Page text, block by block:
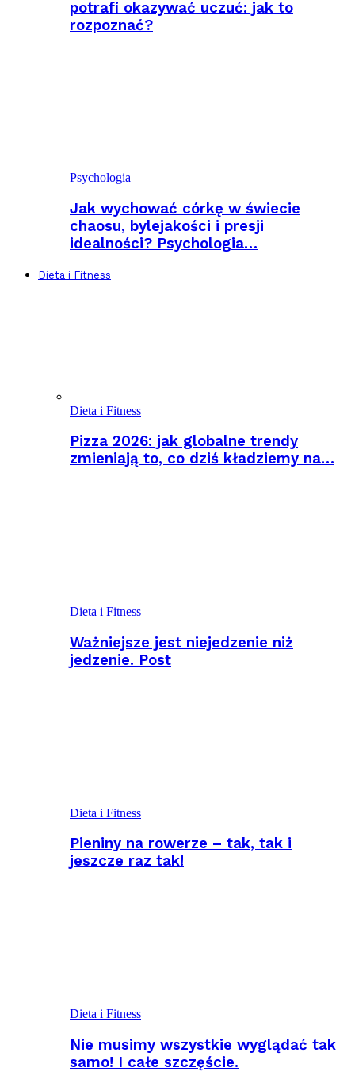
potrafi okazywać uczuć: jak to
rozpoznać?
Psychologia
Jak wychować córkę w świecie
chaosu, bylejakości i presji
idealności? Psychologia…
Dieta i Fitness
Dieta i Fitness
Pizza 2026: jak globalne trendy
zmieniają to, co dziś kładziemy na…
Dieta i Fitness
Ważniejsze jest niejedzenie niż
jedzenie. Post
Dieta i Fitness
Pieniny na rowerze – tak, tak i
jeszcze raz tak!
Dieta i Fitness
Nie musimy wszystkie wyglądać tak
samo! I całe szczęście.